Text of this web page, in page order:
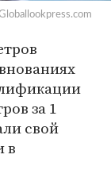
за 1
свой
в